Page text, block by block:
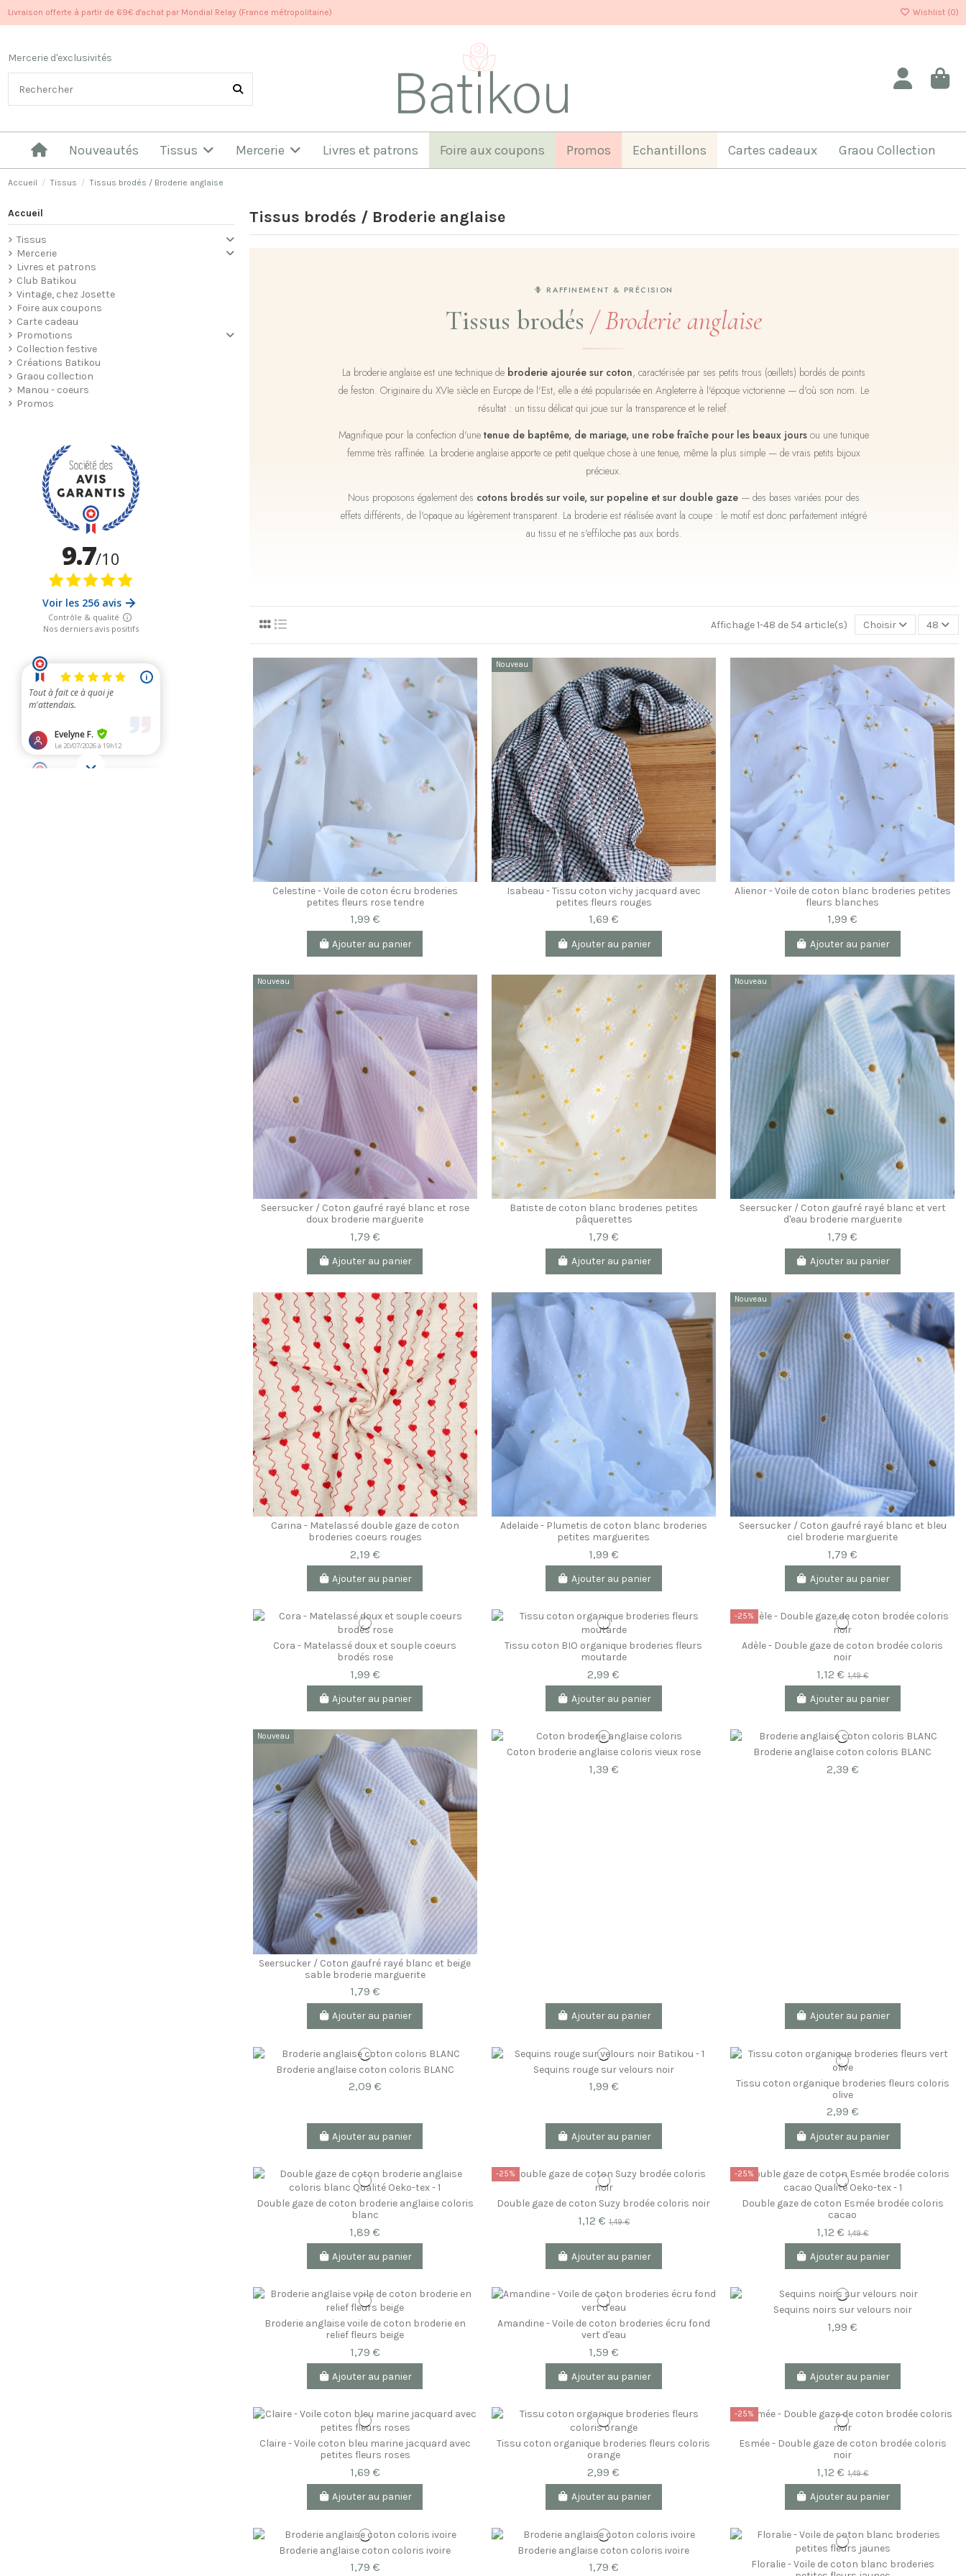
Livraison offerte à partir de 69€ d'achat par Mondial Relay (France métropolitaine) Wishlist (0)
Mercerie d'exclusivités
Nouveautés Tissus Mercerie Livres et patrons Foire aux coupons Promos Echantillons Cartes cadeaux Graou Collection
Accueil Tissus Tissus brodés / Broderie anglaise
Tissus brodés / Broderie anglaise
🪻 RAFFINEMENT & PRÉCISION
Tissus brodés / Broderie anglaise
La broderie anglaise est une technique de broderie ajourée sur coton, caractérisée par ses petits trous (œillets) bordés de points
de feston. Originaire du XVIe siècle en Europe de l'Est, elle a été popularisée en Angleterre à l'époque victorienne — d'où son nom. Le
résultat : un tissu délicat qui joue sur la transparence et le relief.
Magnifique pour la confection d'une tenue de baptême, de mariage, une robe fraîche pour les beaux jours ou une tunique
femme très raffinée. La broderie anglaise apporte ce petit quelque chose à une tenue, même la plus simple — de vrais petits bijoux
précieux.
Nous proposons également des cotons brodés sur voile, sur popeline et sur double gaze — des bases variées pour des
effets différents, de l'opaque au légèrement transparent. La broderie est réalisée avant la coupe : le motif est donc parfaitement intégré
au tissu et ne s'effiloche pas aux bords.
Affichage 1-48 de 54 article(s) Choisir 48
Celestine - Voile de coton écru broderies
petites fleurs rose tendre
1,99 €
Ajouter au panier
Nouveau
Isabeau - Tissu coton vichy jacquard avec
petites fleurs rouges
1,69 €
Ajouter au panier
Alienor - Voile de coton blanc broderies petites
fleurs blanches
1,99 €
Ajouter au panier
Nouveau
Seersucker / Coton gaufré rayé blanc et rose
doux broderie marguerite
1,79 €
Ajouter au panier
Batiste de coton blanc broderies petites
pâquerettes
1,79 €
Ajouter au panier
Nouveau
Seersucker / Coton gaufré rayé blanc et vert
d'eau broderie marguerite
1,79 €
Ajouter au panier
Carina - Matelassé double gaze de coton
broderies coeurs rouges
2,19 €
Ajouter au panier
Adelaide - Plumetis de coton blanc broderies
petites marguerites
1,99 €
Ajouter au panier
Nouveau
Seersucker / Coton gaufré rayé blanc et bleu
ciel broderie marguerite
1,79 €
Ajouter au panier
Cora - Matelassé doux et souple coeurs
brodés rose
1,99 €
Ajouter au panier
Tissu coton BIO organique broderies fleurs
moutarde
2,99 €
Ajouter au panier
-25%
Adèle - Double gaze de coton brodée coloris
noir
1,12 €1,49 €
Ajouter au panier
Nouveau
Seersucker / Coton gaufré rayé blanc et beige
sable broderie marguerite
1,79 €
Ajouter au panier
Coton broderie anglaise coloris vieux rose
1,39 €
Ajouter au panier
Broderie anglaise coton coloris BLANC
2,39 €
Ajouter au panier
Broderie anglaise coton coloris BLANC
2,09 €
Ajouter au panier
Sequins rouge sur velours noir
1,99 €
Ajouter au panier
Tissu coton organique broderies fleurs coloris
olive
2,99 €
Ajouter au panier
Double gaze de coton broderie anglaise coloris
blanc
1,89 €
Ajouter au panier
-25%
Double gaze de coton Suzy brodée coloris noir
1,12 € 1,49 €
Ajouter au panier
-25%
Double gaze de coton Esmée brodée coloris
cacao
1,12 €1,49 €
Ajouter au panier
Broderie anglaise voile de coton broderie en
relief fleurs beige
1,79 €
Ajouter au panier
Amandine - Voile de coton broderies écru fond
vert d'eau
1,59 €
Ajouter au panier
Sequins noirs sur velours noir
1,99 €
Ajouter au panier
Claire - Voile coton bleu marine jacquard avec
petites fleurs roses
1,69 €
Ajouter au panier
Tissu coton organique broderies fleurs coloris
orange
2,99 €
Ajouter au panier
-25%
Esmée - Double gaze de coton brodée coloris
noir
1,12 €1,49 €
Ajouter au panier
Broderie anglaise coton coloris ivoire
1,79 €
Broderie anglaise coton coloris ivoire
1,79 €
Floralie - Voile de coton blanc broderies
Accueil
Tissus
Mercerie
Livres et patrons
Club Batikou
Vintage, chez Josette
Foire aux coupons
Carte cadeau
Promotions
Collection festive
Créations Batikou
Graou collection
Manou - coeurs
Promos